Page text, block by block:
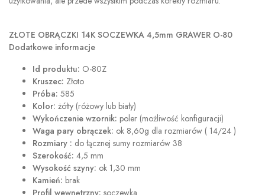
ZŁOTE OBRĄCZKI 14K SOCZEWKA 4,5mm GRAWER O-80
Dodatkowe informacje
Id produktu: O-80Z
Kruszec: Złoto
Próba: 585
Kolor: żółty (różowy lub biały)
Wykończenie wzornik: poler (możliwość konfiguracji)
Waga pary obrączek: ok 8,60g dla rozmiarów ( 14/24 )
Rozmiary : do łącznej sumy rozmiarów 38
Szerokość: 4,5 mm
Wysokość szyny: ok 1,30 mm
Kamień: brak
Profil wewnętrzny: soczewka